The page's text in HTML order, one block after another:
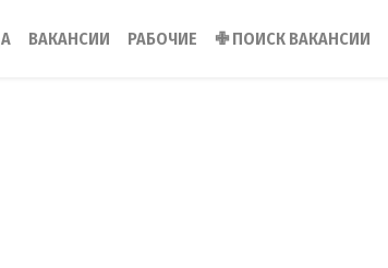
ВАКАНСИИ РАБОЧИЕ ✙ПОИСК ВАКАНСИИ